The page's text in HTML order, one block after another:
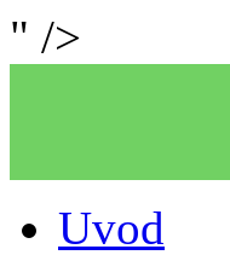
" />
Uvod